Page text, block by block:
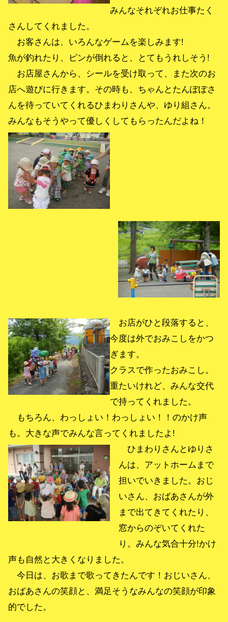
みんなそれぞれお仕事たく
さんしてくれました。
お客さんは、いろんなゲームを楽しみます!
魚が釣れたり、ピンが倒れると、とてもうれしそう!
お店屋さんから、シールを受け取って、また次のお
店へ遊びに行きます。その時も、ちゃんとたんぽぽさ
んを待っていてくれるひまわりさんや、ゆり組さん。
みんなもそうやって優しくしてもらったんだよね！
お店がひと段落すると、
今度は外でおみこしをかつ
ぎます。
クラスで作ったおみこし。
重たいけれど、みんな交代
で持ってくれました。
もちろん、わっしょい！わっしょい！！のかけ声
も。大きな声でみんな言ってくれましたよ!
ひまわりさんとゆりさ
んは、アットホームまで
担いでいきました。おじ
いさん、おばあさんが外
まで出てきてくれたり、
窓からのぞいてくれた
り。みんな気合十分!かけ
声も自然と大きくなりました。
今日は、お歌まで歌ってきたんです！おじいさん、
おばあさんの笑顔と、満足そうなみんなの笑顔が印象
的でした。